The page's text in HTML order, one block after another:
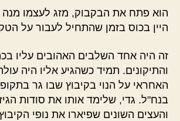
הוא פתח את הבקבוק, מזג לעצמו מנה
היין בכוס בזמן שהתחיל לעבור על
זה היה אחד השלבים האהובים עליו
והתיקונים. תמיד כשהגיע אליו היה
האחראי על הנוי בקיבוץ שבו גר
בנח"ל. גדי, שלימד אותו את סודות
והעצים השונים שפיארו את נופי